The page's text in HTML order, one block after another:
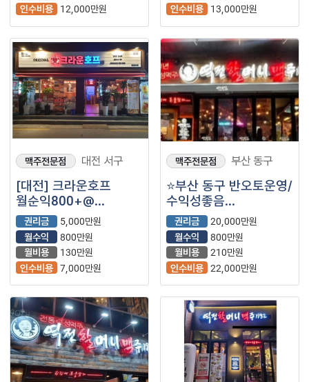
인수비용
12,000만원
인수비용
13,000만원
맥주전문점 대전 서구
[대전] 크라운호프
월순익800+@
권리저렴하게
나왔습니다~!~!
권리금
5,000만원
월수익
800만원
월비용
130만원
인수비용 7,000만원
맥주전문점 부산 동구
⭐부산 동구 반오토운영/
수익성좋음
맥주계의압도적인 1등
＂역전할머니맥주＂
입니다⭐
권리금
20,000만원
월수익
800만원
월비용
210만원
인수비용 22,000만원